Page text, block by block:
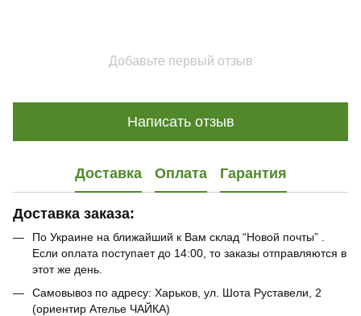
Добавьте первый отзыв
Написать отзыв
Доставка Оплата Гарантия
Доставка заказа:
По Украине на ближайший к Вам склад “Новой почты” .
Если оплата поступает до 14:00, то заказы отправляются в
этот же день.
Самовывоз по адресу: Харьков, ул. Шота Руставели, 2
(ориентир Ателье ЧАЙКА)